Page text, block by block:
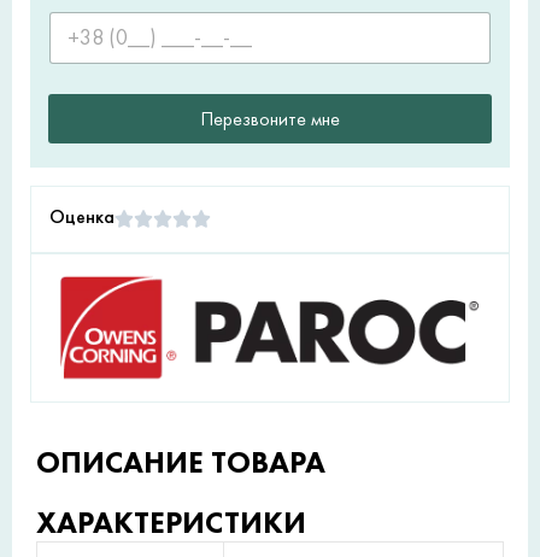
Перезвоните мне
Оценка
ОПИСАНИЕ ТОВАРА
ХАРАКТЕРИСТИКИ